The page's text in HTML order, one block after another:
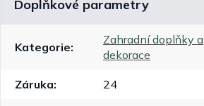
Doplňkové parametry
Kategorie:
Zahradní doplňky a
dekorace
Záruka: 24